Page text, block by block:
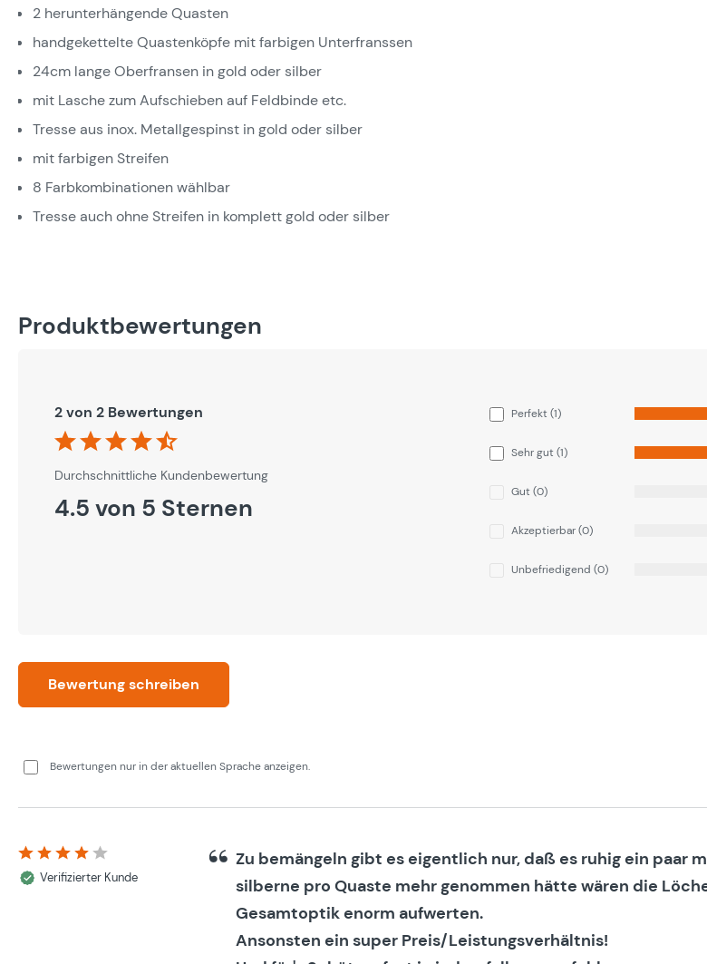
2 herunterhängende Quasten
handgekettelte Quastenköpfe mit farbigen Unterfranssen
24cm lange Oberfransen in gold oder silber
mit Lasche zum Aufschieben auf Feldbinde etc.
Tresse aus inox. Metallgespinst in gold oder silber
mit farbigen Streifen
8 Farbkombinationen wählbar
Tresse auch ohne Streifen in komplett gold oder silber
Produktbewertungen
2 von 2 Bewertungen
Durchschnittliche Bewertung von 4.5 von 5 Sternen
Durchschnittliche Kundenbewertung
4.5 von 5 Sternen
Perfekt (1)
Sehr gut (1)
Gut (0)
Akzeptierbar (0)
Unbefriedigend (0)
Bewertung schreiben
Bewertungen nur in der aktuellen Sprache anzeigen.
Bewertung mit 4 von 5 Sternen
Verifizierter Kunde
Zu bemängeln gibt es eigentlich nur, daß es ruhig ein paar
silberne pro Quaste mehr genommen hätte wären die
Gesamtoptik enorm aufwerten.
Ansonsten ein super Preis/Leistungsverhältnis!